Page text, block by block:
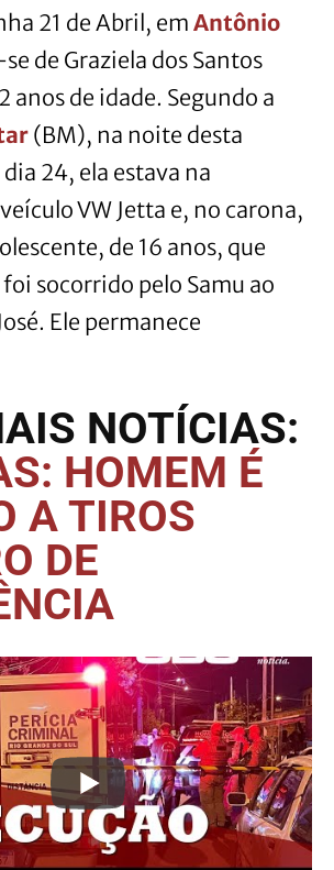
21 de Abril, em Antônio
de Graziela dos Santos
anos de idade. Segundo a
(BM), na noite desta
24, ela estava na
VW Jetta e, no carona,
de 16 anos, que
socorrido pelo Samu ao
Ele permanece
NOTÍCIAS:
HOMEM É
A TIROS
DE